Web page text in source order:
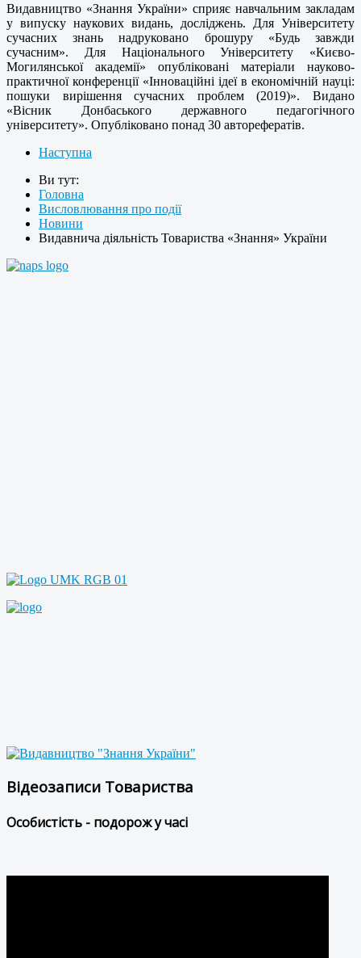
Видавництво «Знання України» сприяє навчальним закладам
у випуску наукових видань, досліджень. Для Університету
сучасних знань надруковано брошуру «Будь завжди
сучасним». Для Національного Університету «Києво-
Могилянської академії» опубліковані матеріали науково-
практичної конференції «Інноваційні ідеї в економічній науці:
пошуки вирішення сучасних проблем (2019)». Видано
«Вісник Донбаського державного педагогічного
університету». Опубліковано понад 30 авторефератів.
Наступна
Ви тут:
Головна
Висловлювання про події
Новини
Видавнича діяльність Товариства «Знання» України
Відеозаписи Товариства
Особистість - подорож у часі